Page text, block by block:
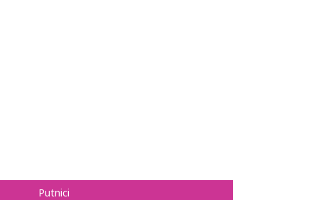
Putnici